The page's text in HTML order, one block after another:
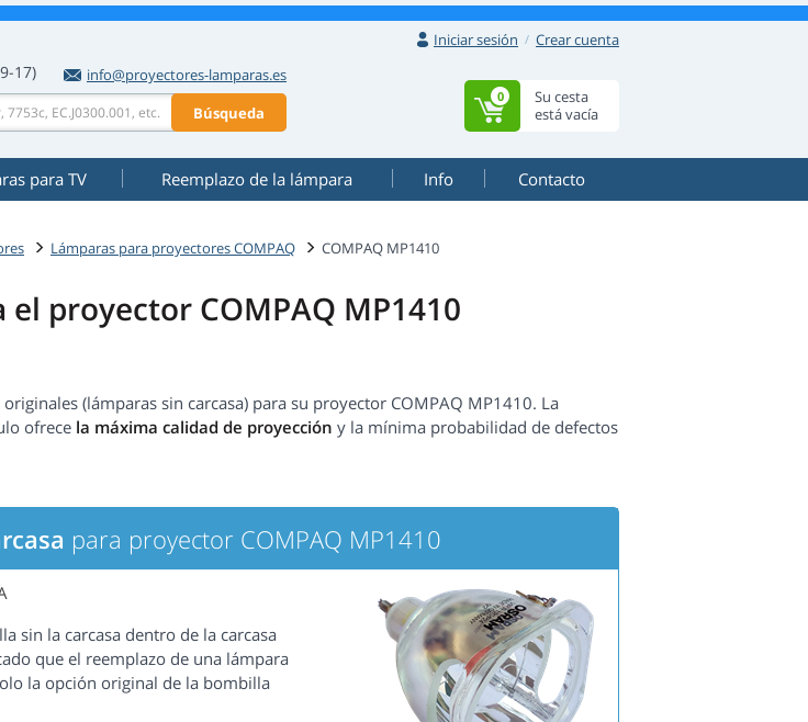
Iniciar sesión
Crear cuenta
17)
info@proyectores-lamparas.es
Búsqueda
Su cesta
está vacía
0
para TV Reemplazo de la lámpara Info Contacto
Lámparas para proyectores COMPAQ COMPAQ MP1410
proyector COMPAQ MP1410
(lámparas sin carcasa) para su proyector COMPAQ MP1410. La
ofrece la máxima calidad de proyección y la mínima probabilidad de defectos
para proyector COMPAQ MP1410
sin la carcasa dentro de la carcasa
que el reemplazo de una lámpara
la opción original de la bombilla